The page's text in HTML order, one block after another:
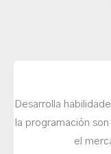
Desarrolla
la programación
el